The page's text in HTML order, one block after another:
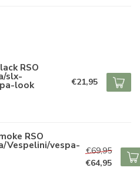
RSO
slx-
look €21,95
RSO
Vespelini/vespa- €69,95
€64,95